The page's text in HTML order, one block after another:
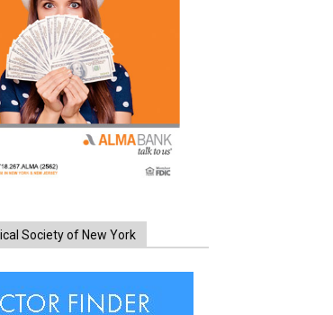
Society of New York